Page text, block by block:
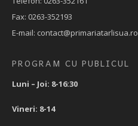
Fax: 0263-352193
E-mail: contact@primariatarlisua.ro
PROGRAM CU PUBLICUL
Luni – Joi: 8-16:30
Vineri: 8-14